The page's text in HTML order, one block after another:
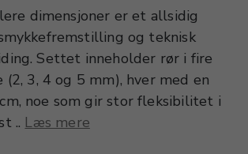
dimensjoner er et allsidig
og teknisk
Settet inneholder rør i fire
3, 4 og 5 mm), hver med en
noe som gir stor fleksibilitet i
.. Læs mere